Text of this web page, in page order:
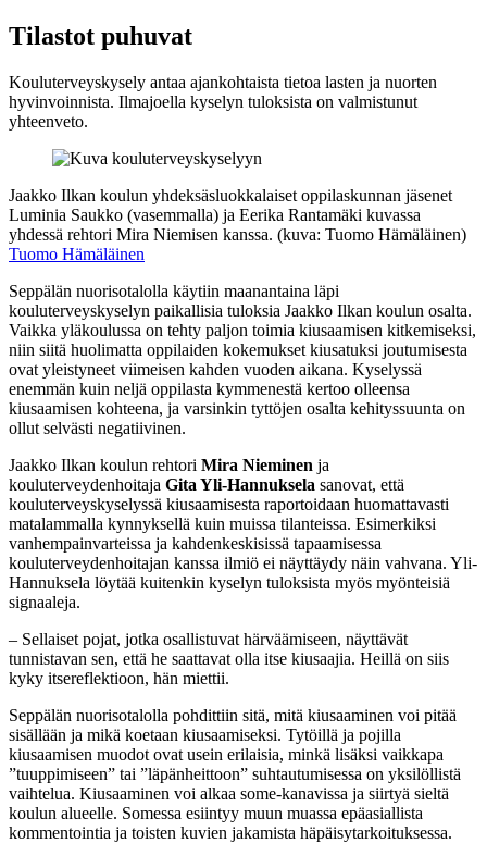
Tilastot puhuvat
Kouluterveyskysely antaa ajankohtaista tietoa lasten ja nuorten
hyvinvoinnista. Ilmajoella kyselyn tuloksista on valmistunut
yhteenveto.
Jaakko Ilkan koulun yhdeksäsluokkalaiset oppilaskunnan jäsenet
Luminia Saukko (vasemmalla) ja Eerika Rantamäki kuvassa
yhdessä rehtori Mira Niemisen kanssa. (kuva: Tuomo Hämäläinen)
Tuomo Hämäläinen
Seppälän nuorisotalolla käytiin maanantaina läpi
kouluterveyskyselyn paikallisia tuloksia Jaakko Ilkan koulun osalta.
Vaikka yläkoulussa on tehty paljon toimia kiusaamisen kitkemiseksi,
niin siitä huolimatta oppilaiden kokemukset kiusatuksi joutumisesta
ovat yleistyneet viimeisen kahden vuoden aikana. Kyselyssä
enemmän kuin neljä oppilasta kymmenestä kertoo olleensa
kiusaamisen kohteena, ja varsinkin tyttöjen osalta kehityssuunta on
ollut selvästi negatiivinen.
Jaakko Ilkan koulun rehtori Mira Nieminen ja
kouluterveydenhoitaja Gita Yli-Hannuksela sanovat, että
kouluterveyskyselyssä kiusaamisesta raportoidaan huomattavasti
matalammalla kynnyksellä kuin muissa tilanteissa. Esimerkiksi
vanhempainvarteissa ja kahdenkeskisissä tapaamisessa
kouluterveydenhoitajan kanssa ilmiö ei näyttäydy näin vahvana. Yli-
Hannuksela löytää kuitenkin kyselyn tuloksista myös myönteisiä
signaaleja.
– Sellaiset pojat, jotka osallistuvat härväämiseen, näyttävät
tunnistavan sen, että he saattavat olla itse kiusaajia. Heillä on siis
kyky itsereflektioon, hän miettii.
Seppälän nuorisotalolla pohdittiin sitä, mitä kiusaaminen voi pitää
sisällään ja mikä koetaan kiusaamiseksi. Tytöillä ja pojilla
kiusaamisen muodot ovat usein erilaisia, minkä lisäksi vaikkapa
”tuuppimiseen” tai ”läpänheittoon” suhtautumisessa on yksilöllistä
vaihtelua. Kiusaaminen voi alkaa some-kanavissa ja siirtyä sieltä
koulun alueelle. Somessa esiintyy muun muassa epäasiallista
kommentointia ja toisten kuvien jakamista häpäisytarkoituksessa.